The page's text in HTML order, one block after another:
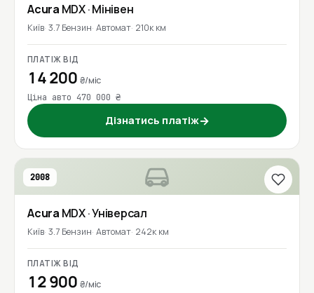
Acura MDX· Мінівен
Київ 3.7 Бензин Автомат 210к км
ПЛАТІЖ ВІД
14 200 ₴/міс
Ціна авто 470 000 ₴
Дізнатись платіж→
2008
Acura MDX· Універсал
Київ 3.7 Бензин Автомат 242к км
ПЛАТІЖ ВІД
12 900 ₴/міс